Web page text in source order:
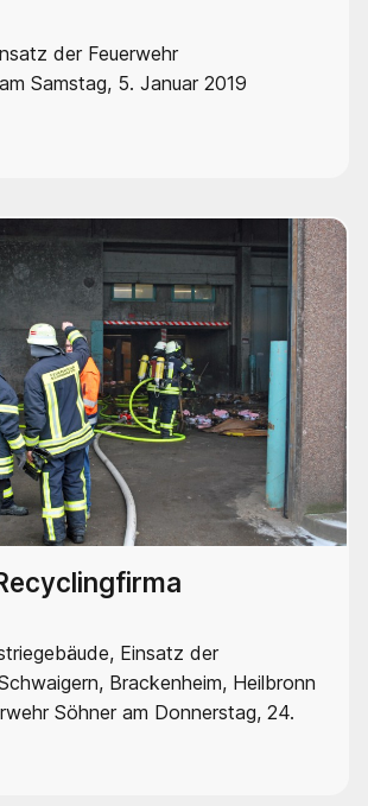
der Feuerwehr
Samstag, 5. Januar 2019
Einsatz der
Brackenheim, Heilbronn
Söhner am Donnerstag, 24.